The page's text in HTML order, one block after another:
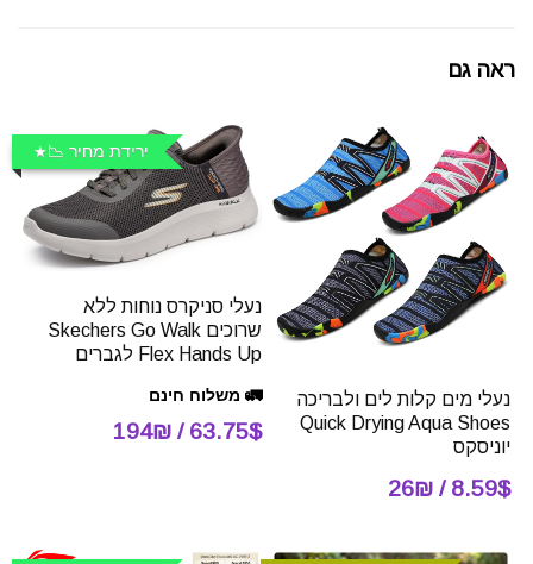
ראה גם
נעלי מים קלות לים ולבריכה
Quick Drying Aqua Shoes
יוניסקס
8.59$ / 26₪
ירידת מחיר 📉
נעלי סניקרס נוחות ללא
שרוכים Skechers Go Walk
Flex Hands Up לגברים
🚛 משלוח חינם
63.75$ / 194₪